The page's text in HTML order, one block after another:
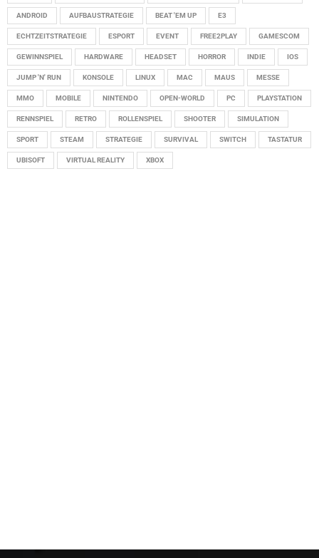
ANDROID AUFBAUSTRATEGIE BEAT 'EM UP E3
ECHTZEITSTRATEGIE ESPORT EVENT FREE2PLAY GAMESCOM
GEWINNSPIEL HARDWARE HEADSET HORROR INDIE IOS
JUMP 'N' RUN KONSOLE LINUX MAC MAUS MESSE
MMO MOBILE NINTENDO OPEN-WORLD PC PLAYSTATION
RENNSPIEL RETRO ROLLENSPIEL SHOOTER SIMULATION
SPORT STEAM STRATEGIE SURVIVAL SWITCH TASTATUR
UBISOFT VIRTUAL REALITY XBOX